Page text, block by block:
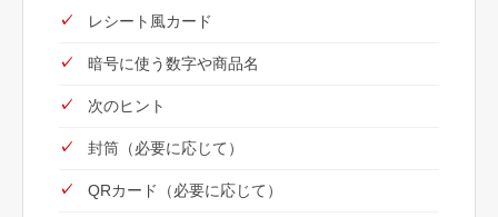
レシート風カード
暗号に使う数字や商品名
次のヒント
封筒（必要に応じて）
QRカード（必要に応じて）